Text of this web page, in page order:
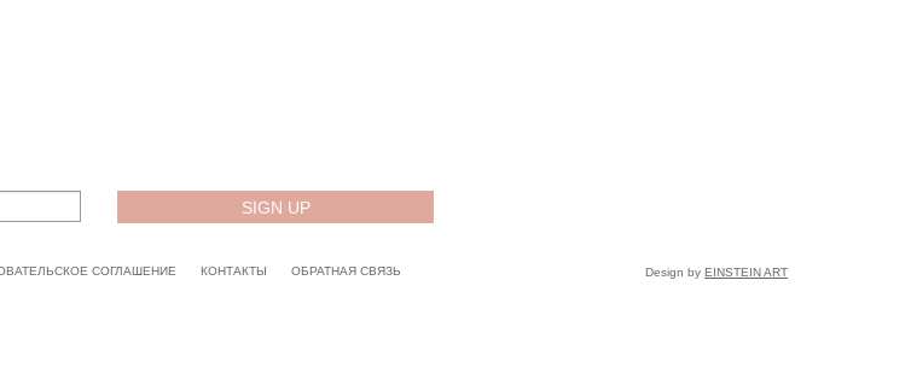
СОГЛАШЕНИЕ КОНТАКТЫ ОБРАТНАЯ СВЯЗЬ Design by EINSTEIN ART